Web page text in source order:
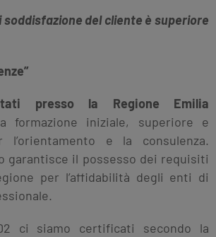
soddisfazione del cliente è superiore
presso la Regione Emilia
formazione iniziale, superiore e
e la consulenza.
garantisce il possesso dei requisiti
per l’affidabilità degli enti di
ci siamo certificati secondo la